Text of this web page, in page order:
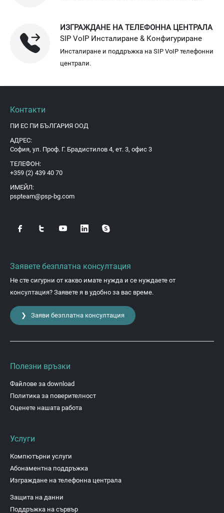
ИЗГРАЖДАНЕ НА ТЕЛЕФОННА ЦЕНТРАЛА
SIP VoIP Инсталиране & Конфигуриране
Инсталиране и поддръжка на SIP VoIP телефонни
централи.
Контакти
ПИ ЕС ПИ БЪЛГАРИЯ ООД
АДРЕС:
София, ул. Проф. Г. Брадистилов 4, ет. 3, офис 3
ТЕЛЕФОН:
+359 (2) 439 40 70
ИМЕЙЛ:
pspteam@psp-bg.com
Заявете безплатна консултация
Не сте сигурни от какво имате нужда и се нуждаете от
консултация? Заявете я в удобно за вас време.
❯ Заяви безплатна консултация
Полезни връзки
Файлове за download
Политика за поверителност
Оценете нашата работа
Услуги
Компютърни услуги
Абонаментна поддръжка
Изграждане на телефонна централа
Защита на данни
Поддръжка на сървър